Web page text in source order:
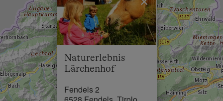
Lago / stagno in 9 km
Skilift in 0.1 km
Pista da sci di fondo in 0.1 km
Naturerlebnis
Lärchenhof
Fendels 2